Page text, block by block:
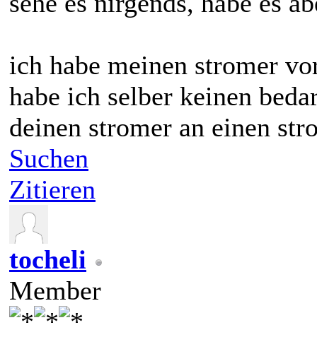
ich habe meinen stromer
habe ich selber keinen
deinen stromer an einen
Suchen
Zitieren
tocheli
Member